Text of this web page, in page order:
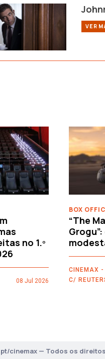
VER
no 1.º
08 Jul 2026
BOX
“The
CINEMAX -
C/
cinemax — Todos os